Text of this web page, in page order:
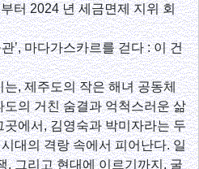
터 2024 년 세금면제 지위 회
’, 마다가스카르를 걷다 : 이 건
는, 제주도의 작은 해녀 공동체
의 거친 숨결과 억척스러운 삶
에서, 김영숙과 박미자라는 두
대의 격랑 속에서 피어난다. 일
, 그리고 현대에 이르기까지, 굴